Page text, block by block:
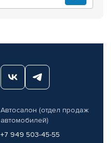
Автосалон (отдел продаж
автомобилей)
+7 949 503-45-55